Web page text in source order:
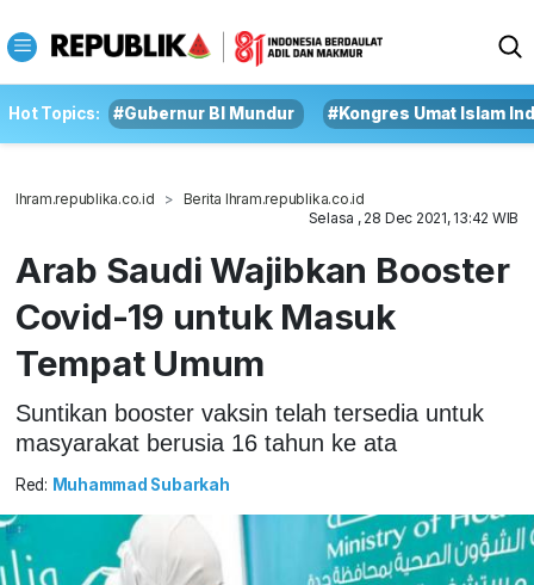
Hot Topics: #Gubernur BI Mundur #Kongres Umat Islam
Ihram.republika.co.id
Berita Ihram.republika.co.id
Selasa , 28 Dec 2021, 13:42 WIB
Arab Saudi Wajibkan Booster
Covid-19 untuk Masuk
Tempat Umum
Suntikan booster vaksin telah tersedia untuk
masyarakat berusia 16 tahun ke ata
Red: Muhammad Subarkah